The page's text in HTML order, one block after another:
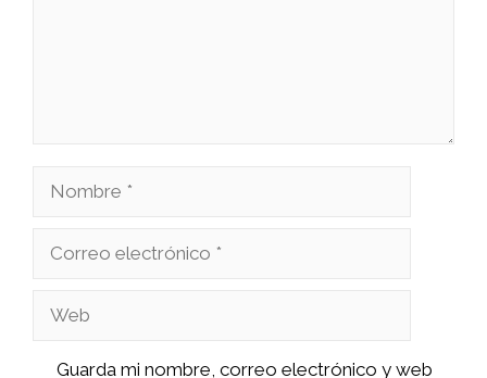
Nombre
Correo
Web
Guarda mi nombre, correo electrónico y web